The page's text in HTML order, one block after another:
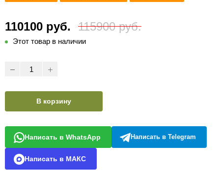
110100 руб. 115900 руб.
Этот товар в наличии
В корзину
Написать в WhatsApp Написать в Telegram
Написать в МАКС